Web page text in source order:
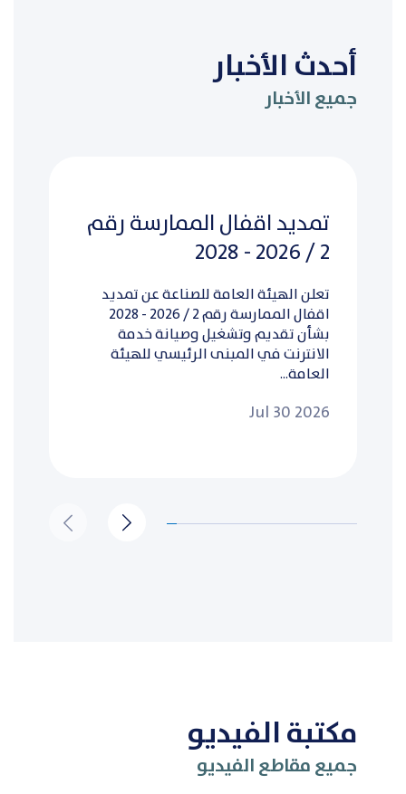
أحدث الأخبار
جميع الأخبار
تمديد اقفال الممارسة رقم
2 / 2026 - 2028
تعلن الهيئة العامة للصناعة عن تمديد
اقفال الممارسة رقم 2 / 2026 - 2028
بشأن تقديم وتشغيل وصيانة خدمة
الانترنت في المبنى الرئيسي للهيئة
العامة...
Jul 30 2026
مكتبة الفيديو
جميع مقاطع الفيديو